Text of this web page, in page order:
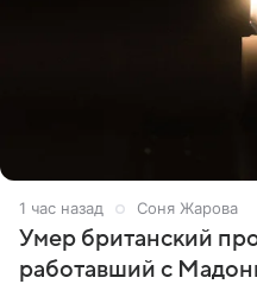
1 час назад Соня Жарова
Умер британский
работавший с